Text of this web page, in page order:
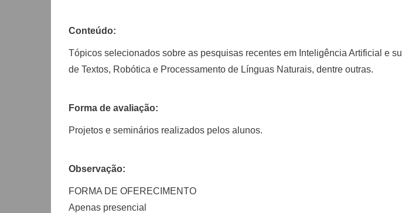
Conteúdo:
Tópicos selecionados sobre as pesquisas recentes em Inteligência Artificial e
de Textos, Robótica e Processamento de Línguas Naturais, dentre outras.
Forma de avaliação:
Projetos e seminários realizados pelos alunos.
Observação:
FORMA DE OFERECIMENTO
Apenas presencial